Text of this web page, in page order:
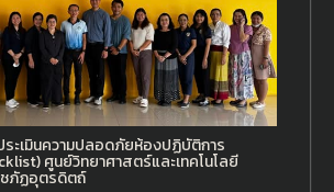
ะเมินความปลอดภัยห้องปฏิบัติการ
ศูนย์วิทยาศาสตร์และเทคโนโลยี
ชภัฏอุตรดิตถ์